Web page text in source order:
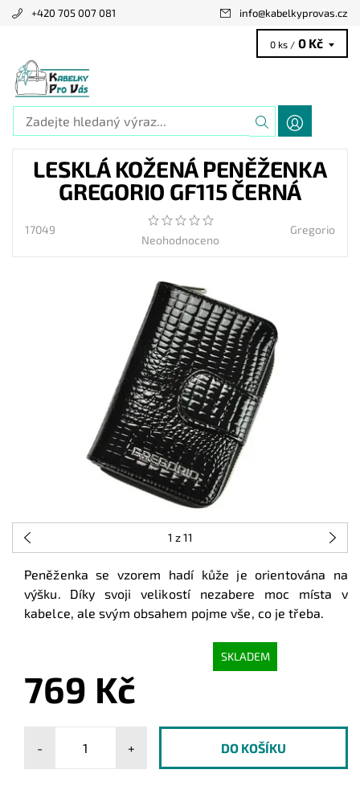
+420 705 007 081 info@kabelkyprovas.cz
0 ks / 0 Kč
LESKLÁ KOŽENÁ PENĚŽENKA
GREGORIO GF115 ČERNÁ
17049
Neohodnoceno
Gregorio
1 z 11
Peněženka se vzorem hadí kůže je orientována na
výšku. Díky svoji velikostí nezabere moc místa v
kabelce, ale svým obsahem pojme vše, co je třeba.
SKLADEM
769 Kč
- +